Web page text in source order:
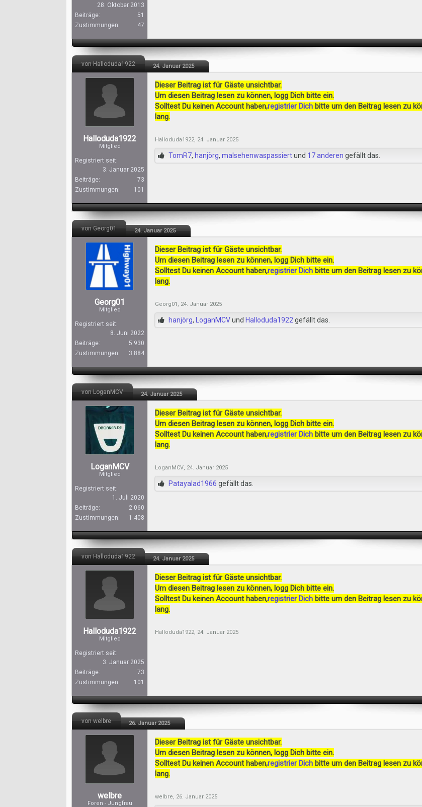
28. Oktober 2013
Beiträge:
51
Zustimmungen:
47
von Halloduda1922 24. Januar 2025
Halloduda1922
Mitglied
Registriert seit:
3. Januar 2025
Beiträge:
73
Zustimmungen:
101
Dieser Beitrag ist für Gäste unsichtbar.
Um diesen Beitrag lesen zu können, logg Dich bitte ein.
Solltest Du keinen Account haben,registrier Dich bitte um den Beitrag lesen zu
lang.
Halloduda1922, 24. Januar 2025
TomR7, hanjörg, malsehenwaspassiertund 17 anderen gefällt das.
von Georg01 24. Januar 2025
Georg01
Mitglied
Registriert seit:
8. Juni 2022
Beiträge:
5.930
Zustimmungen:
3.884
Dieser Beitrag ist für Gäste unsichtbar.
Um diesen Beitrag lesen zu können, logg Dich bitte ein.
Solltest Du keinen Account haben,registrier Dich bitte um den Beitrag lesen zu
lang.
Georg01 , 24. Januar 2025
hanjörg, LoganMCVund Halloduda1922 gefällt das.
von LoganMCV 24. Januar 2025
LoganMCV
Mitglied
Registriert seit:
1. Juli 2020
Beiträge:
2.060
Zustimmungen:
1.408
Dieser Beitrag ist für Gäste unsichtbar.
Um diesen Beitrag lesen zu können, logg Dich bitte ein.
Solltest Du keinen Account haben,registrier Dich bitte um den Beitrag lesen zu
lang.
LoganMCV, 24. Januar 2025
Patayalad1966 gefällt das.
von Halloduda1922 24. Januar 2025
Halloduda1922
Mitglied
Registriert seit:
3. Januar 2025
Beiträge:
73
Zustimmungen:
101
Dieser Beitrag ist für Gäste unsichtbar.
Um diesen Beitrag lesen zu können, logg Dich bitte ein.
Solltest Du keinen Account haben,registrier Dich bitte um den Beitrag lesen zu
lang.
Halloduda1922, 24. Januar 2025
von welbre 26. Januar 2025
welbre
Foren - Jungfrau
Dieser Beitrag ist für Gäste unsichtbar.
Um diesen Beitrag lesen zu können, logg Dich bitte ein.
Solltest Du keinen Account haben,registrier Dich bitte um den Beitrag lesen zu
lang.
welbre, 26. Januar 2025